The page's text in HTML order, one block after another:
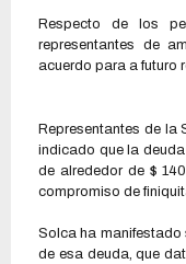
Respecto de los
representantes de
acuerdo para a futuro
Representantes de la
indicado que la
de alrededor de $
compromiso de
Solca ha manifestado
de esa deuda, que